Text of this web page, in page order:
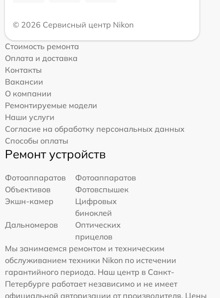
© 2026 Сервисный центр Nikon
Стоимость ремонта
Оплата и доставка
Контакты
Вакансии
О компании
Ремонтируемые модели
Наши услуги
Согласие на обработку персональных данных
Способы оплаты
Ремонт устройств
Фотоаппаратов
Фотоаппаратов
Объективов
Фотовспышек
Экшн-камер
Цифровых
биноклей
Дальномеров
Оптических
прицелов
Мы занимаемся ремонтом и техническим
обслуживанием техники Nikon по истечении
гарантийного периода. Наш центр в Санкт-
Петербурге работает независимо и не имеет
официальной авторизации от производителя. Цены